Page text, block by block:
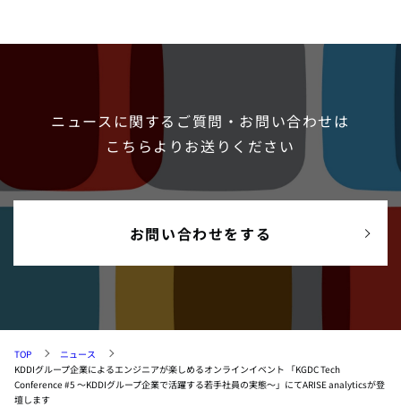
ニュースに関するご質問・お問い合わせは
こちらよりお送りください
お問い合わせをする
TOP
ニュース
KDDIグループ企業によるエンジニアが楽しめるオンラインイベント 「KGDC Tech
Conference #5 〜KDDIグループ企業で活躍する若手社員の実態〜」にてARISE analyticsが登
壇します